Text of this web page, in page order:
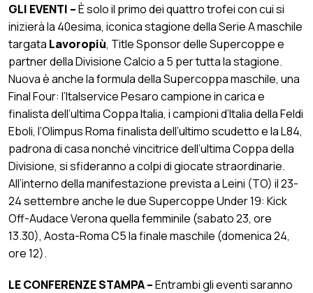
GLI EVENTI –È solo il primo dei quattro trofei con cui si
inizierà la 40esima, iconica stagione della Serie A maschile
targata Lavoropiù, Title Sponsor delle Supercoppe e
partner della Divisione Calcio a 5 per tutta la stagione.
Nuova è anche la formula della Supercoppa maschile, una
Final Four: l’Italservice Pesaro campione in carica e
finalista dell’ultima Coppa Italia, i campioni d’Italia della Feldi
Eboli, l’Olimpus Roma finalista dell’ultimo scudetto e la L84,
padrona di casa nonché vincitrice dell’ultima Coppa della
Divisione, si sfideranno a colpi di giocate straordinarie.
All’interno della manifestazione prevista a Leini (TO) il 23-
24 settembre anche le due Supercoppe Under 19: Kick
Off-Audace Verona quella femminile (sabato 23, ore
13.30), Aosta-Roma C5 la finale maschile (domenica 24,
ore 12).
LE CONFERENZE STAMPA –Entrambi gli eventi saranno